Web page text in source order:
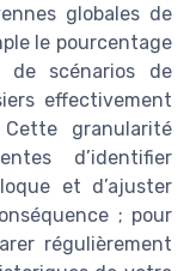
globales de
le pourcentage
de scénarios de
effectivement
granularité
d’identifier
et d’ajuster
; pour
régulièrement